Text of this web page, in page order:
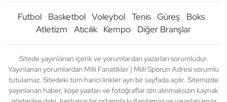
Futbol Basketbol Voleybol Tenis Güreş
Boks
Atletizm
Atıcılık Kempo Diğer Branşlar
Sitede yayınlanan içerik ve yorumlardan yazarları sorumludur.
Yayınlanan yorumlardan Milli Fanatikler | Milli Sporun Adresi sorumlu
tutulamaz. Sitedeki tüm harici linkler ayrı bir sayfada açılır. Sitemizde
yayınlanan haber, köşe yazıları ve fotoğraflar izin alınmaksızın kaynak